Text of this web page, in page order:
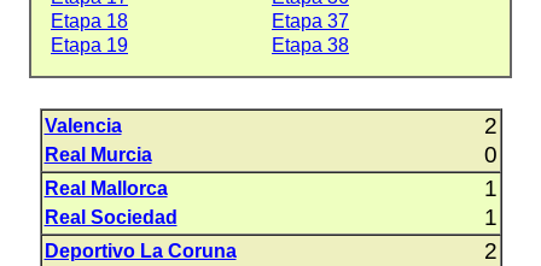
Etapa 18
Etapa 37
Etapa 19
Etapa 38
Valencia 2
Real Murcia 0
Real Mallorca 1
Real Sociedad 1
Deportivo La Coruna 2